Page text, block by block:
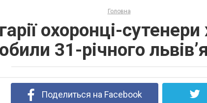
Головна
охоронці-
31-річного
Поделиться на Facebook